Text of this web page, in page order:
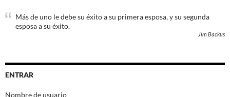
Más de uno le debe su éxito a su primera esposa, y su segunda
esposa a su éxito.
Jim Backus
ENTRAR
Nombre de usuario